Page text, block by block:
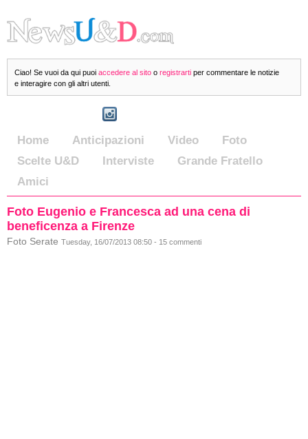
Ciao! Se vuoi da qui puoi accedere al sito o registrarti per commentare le notizie
e interagire con gli altri utenti.
Home Anticipazioni Video
Foto
Scelte U&D
Interviste
Grande Fratello
Amici
Foto Eugenio e Francesca ad una cena di
beneficenza a Firenze
Foto Serate Tuesday, 16/07/2013 08:50 - 15 commenti